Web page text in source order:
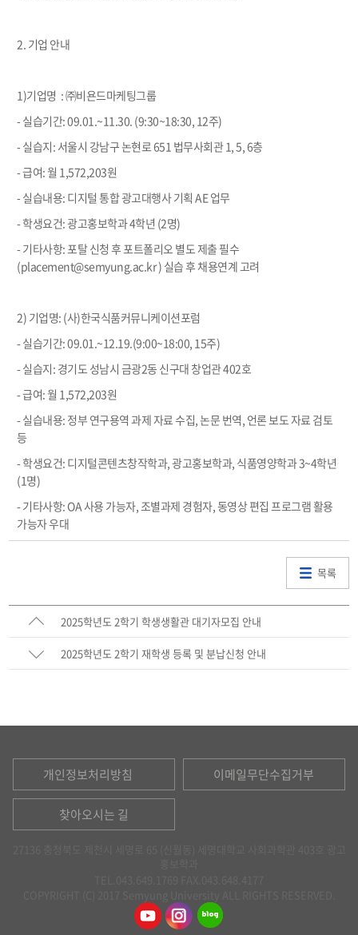
2. 기업 안내
1)기업명 : ㈜비욘드마케팅그룹
- 실습기간: 09.01.~11.30. (9:30~18:30, 12주)
- 실습지: 서울시 강남구 논현로 651 법무사회관 1, 5, 6층
- 급여: 월 1,572,203원
- 실습내용: 디지털 통합 광고대행사 기획 AE 업무
- 학생요건: 광고홍보학과 4학년 (2명)
- 기타사항: 포탈 신청 후 포트폴리오 별도 제출 필수
(placement@semyung.ac.kr ) 실습 후 채용연계 고려
2) 기업명: (사)한국식품커뮤니케이션포럼
- 실습기간: 09.01.~12.19.(9:00~18:00, 15주)
- 실습지: 경기도 성남시 금광2동 신구대 창업관 402호
- 급여: 월 1,572,203원
- 실습내용: 정부 연구용역 과제 자료 수집, 논문 번역, 언론 보도 자료 검토
등
- 학생요건: 디지털콘텐츠창작학과, 광고홍보학과, 식품영양학과 3~4학년
(1명)
- 기타사항: OA 사용 가능자, 조별과제 경험자, 동영상 편집 프로그램 활용
가능자 우대
목록
2025학년도 2학기 학생생활관 대기자모집 안내
2025학년도 2학기 재학생 등록 및 분납신청 안내
개인정보처리방침 이메일무단수집거부
찾아오시는 길